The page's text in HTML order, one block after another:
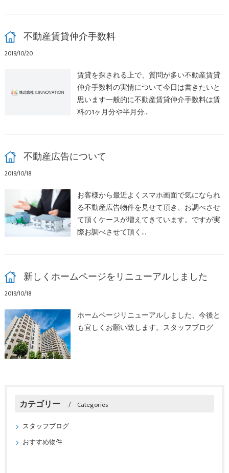
不動産賃貸仲介手数料
2019/10/20
賃貸を探される上で、質問が多い不動産賃貸
仲介手数料の実情について今日は書きたいと
思います一般的に不動産賃貸仲介手数料は賃
料の1ヶ月分や半月分…
不動産広告について
2019/10/18
お客様から最近よくスマホ画面で気になられ
る不動産広告物件を見せて頂き、お調べさせ
て頂くケースが増えてきています。ですが実
際お調べさせて頂く…
新しくホームページをリニューアルしました
2019/10/18
ホームページリニューアルしました、今後と
も宜しくお願い致します。スタッフブログ
カテゴリー
Categories
スタッフブログ
おすすめ物件